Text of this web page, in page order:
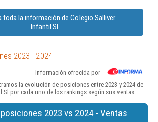
toda la información de Colegio Salliver
Infantil Sl
2023 - 2024
Información ofrecida por
la evolución de posiciones entre 2023 y 2024 de
Sl por cada uno de los rankings según sus ventas:
2023 vs 2024 - Ventas